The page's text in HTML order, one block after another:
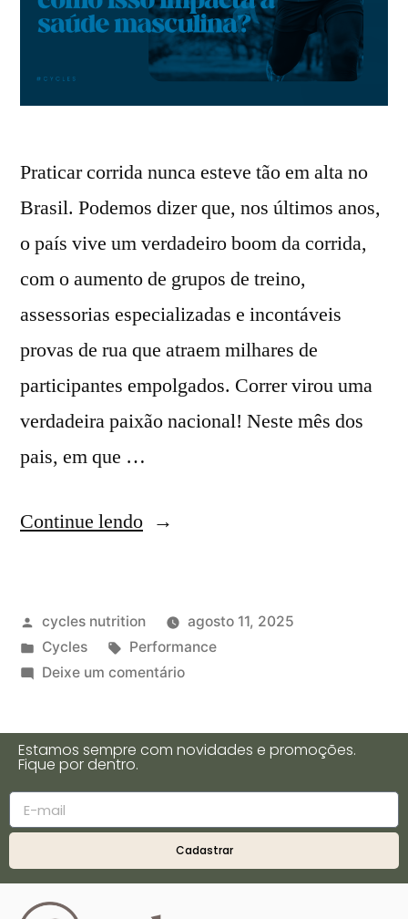
Praticar corrida nunca esteve tão em alta no
Brasil. Podemos dizer que, nos últimos anos,
o país vive um verdadeiro boom da corrida,
com o aumento de grupos de treino,
assessorias especializadas e incontáveis
provas de rua que atraem milhares de
participantes empolgados. Correr virou uma
verdadeira paixão nacional! Neste mês dos
pais, em que …
Continue lendo
cycles nutrition
agosto 11, 2025
Cycles
Performance
Deixe um comentário
Estamos sempre com novidades e promoções.
Fique por dentro.
Cadastrar